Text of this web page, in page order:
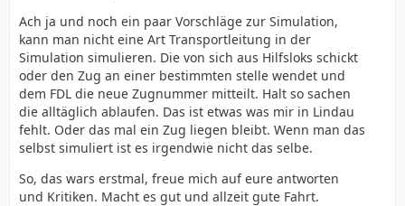
Ach ja und noch ein paar Vorschläge zur Simulation,
kann man nicht eine Art Transportleitung in der
Simulation simulieren. Die von sich aus Hilfsloks schickt
oder den Zug an einer bestimmten stelle wendet und
dem FDL die neue Zugnummer mitteilt. Halt so sachen
die alltäglich ablaufen. Das ist etwas was mir in Lindau
fehlt. Oder das mal ein Zug liegen bleibt. Wenn man das
selbst simuliert ist es irgendwie nicht das selbe.
So, das wars erstmal, freue mich auf eure antworten
und Kritiken. Macht es gut und allzeit gute Fahrt.